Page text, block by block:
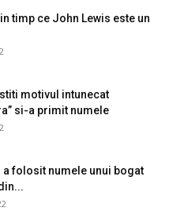
timp ce John Lewis este un
motivul intunecat
si-a primit numele
a folosit numele unui bogat